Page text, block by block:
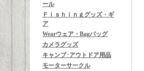
ール
Ｆｉｓｈｉｎｇグッズ・ギ
ア
Wearウェア・Bagバッグ
カメラグッズ
キャンプ･アウトドア用品
モーターサークル